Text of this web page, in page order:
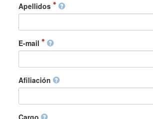
Apellidos
E-mail
Afiliación
Cargo